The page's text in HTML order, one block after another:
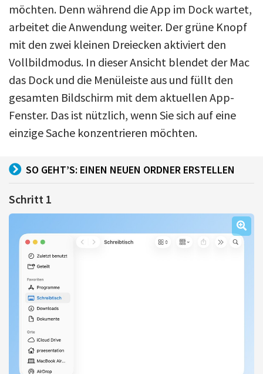
möchten. Denn während die App im Dock wartet,
arbeitet die Anwendung weiter. Der grüne Knopf
mit den zwei kleinen Dreiecken aktiviert den
Vollbildmodus. In dieser Ansicht blendet der Mac
das Dock und die Menüleiste aus und füllt den
gesamten Bildschirm mit dem aktuellen App-
Fenster. Das ist nützlich, wenn Sie sich auf eine
einzige Sache konzentrieren möchten.
SO GEHT’S: EINEN NEUEN ORDNER ERSTELLEN
Schritt 1